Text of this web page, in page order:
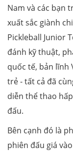
Nam và các bạn
xuất sắc giành
Pickleball Junior
đánh kỹ thuật,
quốc tế, bản lĩnh
trẻ - tất cả đã
diễn thể thao
đấu.
Bên cạnh đó là
phiên đấu giá